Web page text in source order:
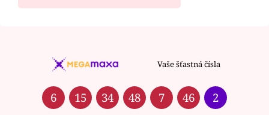
Vaše šťastná čísla
6 15 34 48 7 46 2